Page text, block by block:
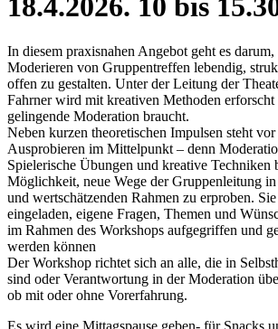
18.4.2026. 10 bis
In diesem praxisnahen Angebot geht es
Moderieren von Gruppentreffen lebendig,
offen zu gestalten. Unter der Leitung der
Fahrner wird mit kreativen Methoden erforscht
gelingende Moderation braucht.
Neben kurzen theoretischen Impulsen steht vor
Ausprobieren im Mittelpunkt – denn
Spielerische Übungen und kreative Techniken
Möglichkeit, neue Wege der Gruppenleitung in
und wertschätzenden Rahmen zu erproben.
eingeladen, eigene Fragen, Themen und
im Rahmen des Workshops aufgegriffen und
werden können
Der Workshop richtet sich an alle, die in
sind oder Verantwortung in der Moderation
ob mit oder ohne Vorerfahrung.
Es wird eine Mittagspause geben- für Snacks